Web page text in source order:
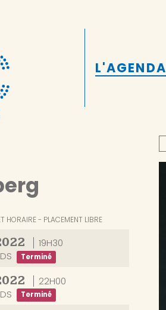
L'AGENDA
HORAIRE PLACEMENT LIBRE
19H30
Terminé
22H00
Terminé